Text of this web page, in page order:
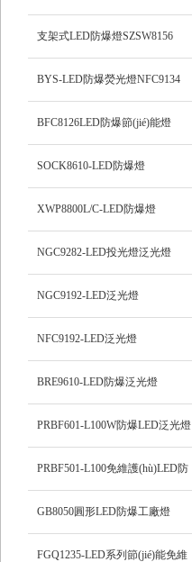
支架式LED防爆燈SZSW8156
BYS-LED防爆熒光燈NFC9134
BFC8126LED防爆節(jié)能燈
SOCK8610-LED防爆燈
XWP8800L/C-LED防爆燈
NGC9282-LED投光燈泛光燈
NGC9192-LED泛光燈
NFC9192-LED泛光燈
BRE9610-LED防爆泛光燈
PRBF601-L100W防爆LED泛光燈
PRBF501-L100免維護(hù)LED防
爆投光燈
GB8050圓形LED防爆工廠燈
FGQ1235-LED系列節(jié)能免維